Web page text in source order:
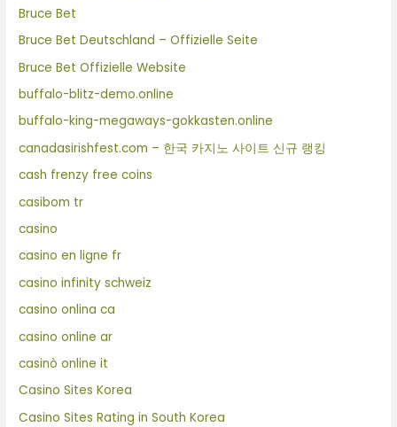
Bruce Bet
Bruce Bet Deutschland – Offizielle Seite
Bruce Bet Offizielle Website
buffalo-blitz-demo.online
buffalo-king-megaways-gokkasten.online
canadasirishfest.com – 한국 카지노 사이트 신규 랭킹
cash frenzy free coins
casibom tr
casino
casino en ligne fr
casino infinity schweiz
casino onlina ca
casino online ar
casinò online it
Casino Sites Korea
Casino Sites Rating in South Korea